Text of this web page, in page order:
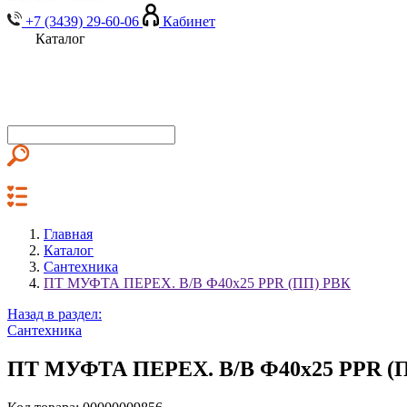
+7 (3439) 29-60-06
Кабинет
Каталог
Главная
Каталог
Сантехника
ПТ МУФТА ПЕРЕХ. В/В Ф40х25 PPR (ПП) РВК
Назад в раздел:
Сантехника
ПТ МУФТА ПЕРЕХ. В/В Ф40х25 PPR